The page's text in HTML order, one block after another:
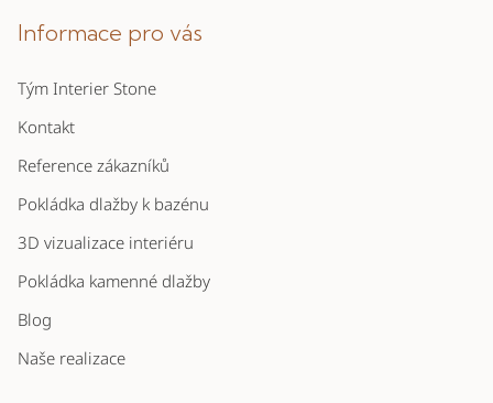
Informace pro vás
Tým Interier Stone
Kontakt
Reference zákazníků
Pokládka dlažby k bazénu
3D vizualizace interiéru
Pokládka kamenné dlažby
Blog
Naše realizace